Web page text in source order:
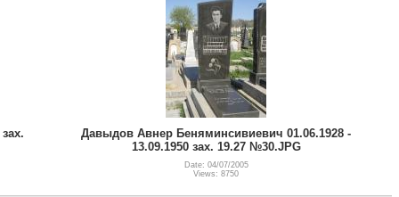
Давыдов Авнер Беняминсивиевич 01.06.1928 -
13.09.1950 зах. 19.27 №30.JPG
Date: 04/07/2005
Views: 8750